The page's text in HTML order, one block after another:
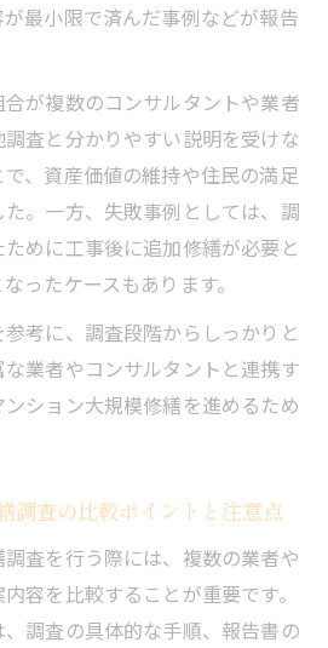
最小限で済んだ事例などが報告
が複数のコンサルタントや業者
査と分かりやすい説明を受けな
、資産価値の維持や住民の満足
。一方、失敗事例としては、調
めに工事後に追加修繕が必要と
ったケースもあります。
考に、調査段階からしっかりと
業者やコンサルタントと連携す
ション大規模修繕を進めるため
調査の比較ポイントと注意点
査を行う際には、複数の業者や
容を比較することが重要です。
調査の具体的な手順、報告書の